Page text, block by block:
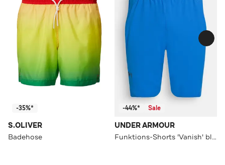
-35%*
S.OLIVER
Badehose
-44%* Sale
UNDER ARMOUR
Funktions-Shorts 'Vanish' blau